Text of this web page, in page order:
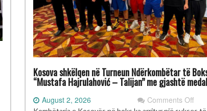
Kosova shkëlqen në Turneun Ndërkombëtar të
“Mustafa Hajrulahović – Talijan” me gjashtë
August 2, 2026 Comments Offon